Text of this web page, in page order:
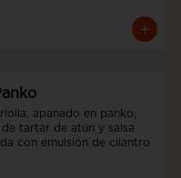
apanado en panko,
tartar de atún y salsa
con emulsión de cilantro